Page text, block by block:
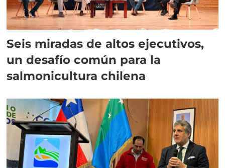
Seis miradas de altos ejecutivos,
un desafío común para la
salmonicultura chilena